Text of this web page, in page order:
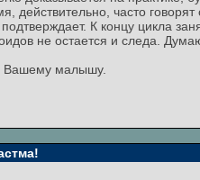
действительно, часто
подтверждает. К концу цикла
не остается и следа.
Вашему малышу.